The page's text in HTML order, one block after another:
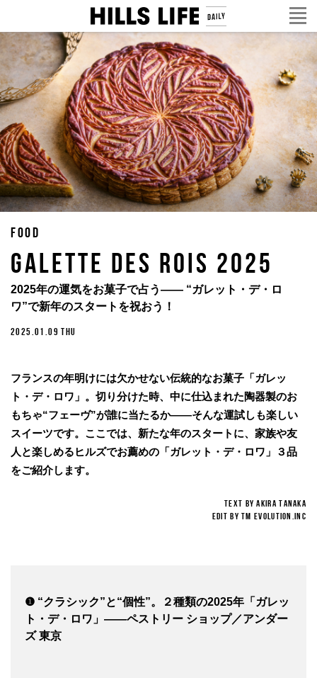
FOOD
GALETTE DES ROIS 2025
2025年の運気をお菓子で占う—— “ガレット・デ・ロ
ワ”で新年のスタートを祝おう！
2025.01.09 THU
フランスの年明けには欠かせない伝統的なお菓子「ガレッ
ト・デ・ロワ」。切り分けた時、中に仕込まれた陶器製のお
もちゃ“フェーヴ”が誰に当たるか——そんな運試しも楽しい
スイーツです。ここでは、新たな年のスタートに、家族や友
人と楽しめるヒルズでお薦めの「ガレット・デ・ロワ」３品
をご紹介します。
TEXT BY AKIRA TANAKA
EDIT BY TM EVOLUTION.INC
❶ “クラシック”と“個性”。２種類の2025年「ガレッ
ト・デ・ロワ」——ペストリー ショップ／アンダー
ズ 東京